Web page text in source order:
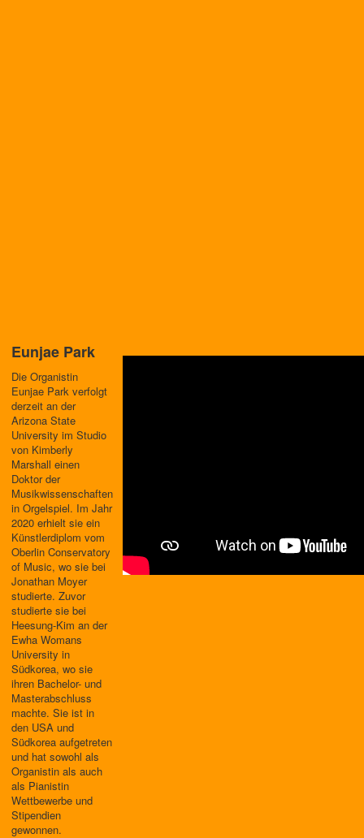
Eunjae Park
Die Organistin
Eunjae Park verfolgt
derzeit an der
Arizona State
University im Studio
von Kimberly
Marshall einen
Doktor der
Musikwissenschaften
in Orgelspiel. Im Jahr
2020 erhielt sie ein
Künstlerdiplom vom
Oberlin Conservatory
of Music, wo sie bei
Jonathan Moyer
studierte. Zuvor
studierte sie bei
Heesung-Kim an der
Ewha Womans
University in
Südkorea, wo sie
ihren Bachelor- und
Masterabschluss
machte. Sie ist in
den USA und
Südkorea aufgetreten
und hat sowohl als
Organistin als auch
als Pianistin
Wettbewerbe und
Stipendien
gewonnen.